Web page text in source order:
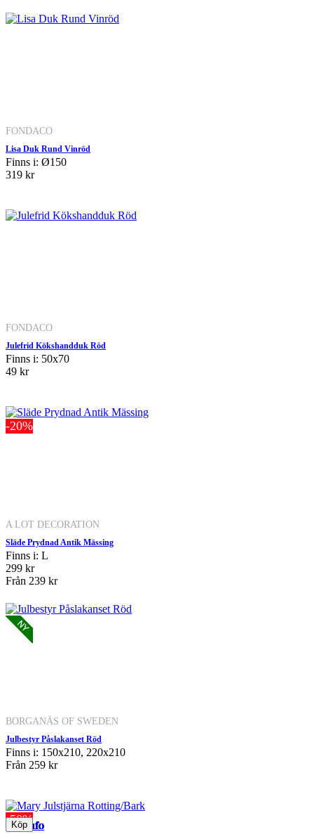
Mer info
Mer info
Mer info
Mer info
Mer info
Mer info
Mer info
Mer info
Mer info
Mer info
Mer info
Mer info
Mer info
Mer info
Mer info
Mer info
FONDACO
Lisa Duk Rund Vinröd
Finns i: Ø150
319 kr
FONDACO
Julefrid Kökshandduk Röd
Finns i: 50x70
49 kr
-20%
A LOT DECORATION
Släde Prydnad Antik Mässing
Finns i: L
299 kr
Från 239 kr
Mer info
BORGANÄS OF SWEDEN
Julbestyr Påslakanset Röd
Finns i: 150x210, 220x210
Från 259 kr
Mer info
-50%
Mer info
Mer info
Mer info